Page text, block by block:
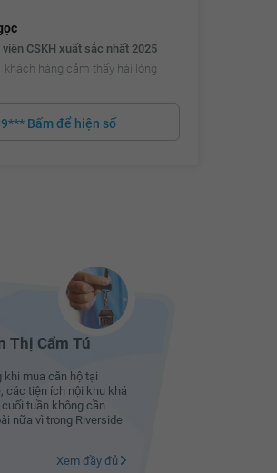
viên CSKH xuất sắc nhất 2025
khách hàng cảm thấy hài lòng
Bấm để hiện số
Thị Cẩm Tú
khi mua căn hộ tại
các tiện ích nội khu khá
tuần không cần
nữa vì trong Riverside
Xem đầy đủ